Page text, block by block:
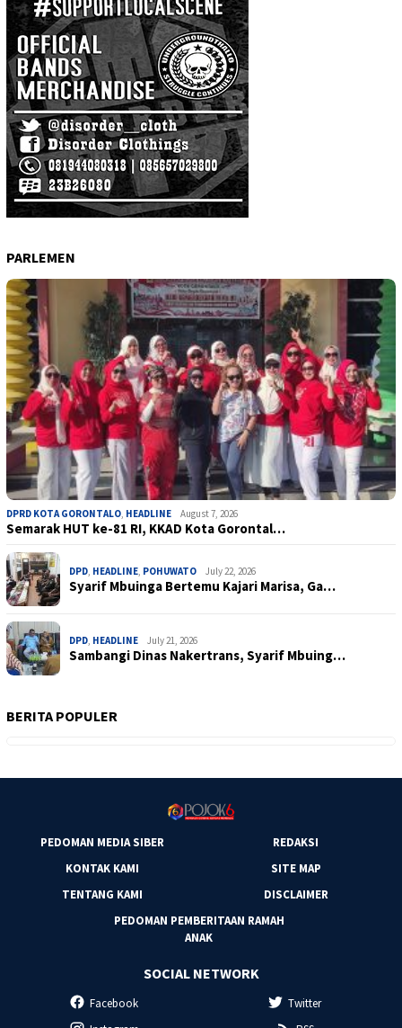
PARLEMEN
DPRD KOTA GORONTALO HEADLINE August 7, 2026
Semarak HUT ke-81 RI, KKAD Kota Gorontal…
DPD HEADLINE POHUWATO July 22, 2026
Syarif Mbuinga Bertemu Kajari Marisa, Ga…
DPD HEADLINE July 21, 2026
Sambangi Dinas Nakertrans, Syarif Mbuing…
BERITA POPULER
PEDOMAN MEDIA SIBER
REDAKSI
KONTAK KAMI
SITE MAP
TENTANG KAMI
DISCLAIMER
PEDOMAN PEMBERITAAN RAMAH
ANAK
SOCIAL NETWORK
Facebook
Twitter